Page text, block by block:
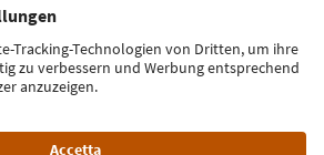
Iscriviti alla newsletter